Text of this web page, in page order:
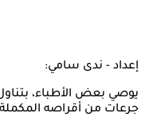
إعداد - ندى سامي:
يوصي بعض الأطباء،
جرعات من أقراصه